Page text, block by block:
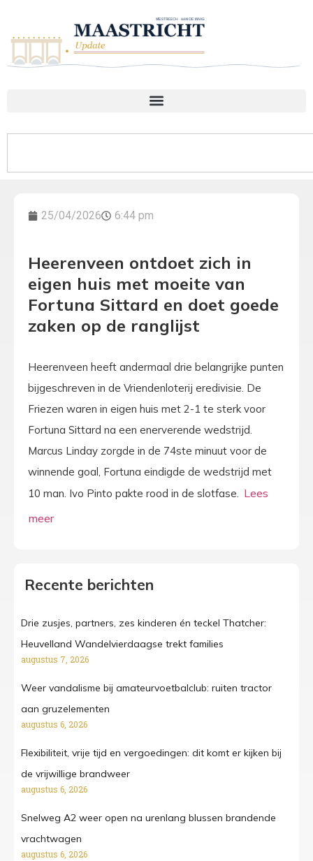
25/04/2026 6:44 pm
Heerenveen ontdoet zich in
eigen huis met moeite van
Fortuna Sittard en doet goede
zaken op de ranglijst
Heerenveen heeft andermaal drie belangrijke punten
bijgeschreven in de Vriendenloterij eredivisie. De
Friezen waren in eigen huis met 2-1 te sterk voor
Fortuna Sittard na een enerverende wedstrijd.
Marcus Linday zorgde in de 74ste minuut voor de
winnende goal, Fortuna eindigde de wedstrijd met
10 man. Ivo Pinto pakte rood in de slotfase.
Recente berichten
Drie zusjes, partners, zes kinderen én teckel Thatcher:
Heuvelland Wandelvierdaagse trekt families
augustus 7, 2026
Weer vandalisme bij amateurvoetbalclub: ruiten tractor
aan gruzelementen
augustus 6, 2026
Flexibiliteit, vrije tijd en vergoedingen: dit komt er kijken bij
de vrijwillige brandweer
augustus 6, 2026
Snelweg A2 weer open na urenlang blussen brandende
vrachtwagen
augustus 6, 2026